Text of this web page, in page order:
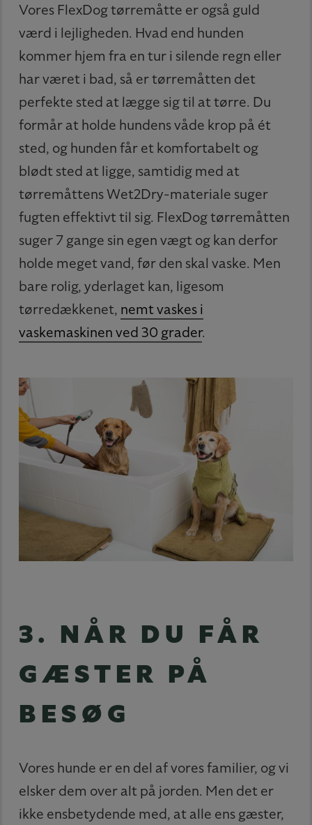
Vores FlexDog tørremåtte er også guld
værd i lejligheden. Hvad end hunden
kommer hjem fra en tur i silende regn eller
har været i bad, så er tørremåtten det
perfekte sted at lægge sig til at tørre. Du
formår at holde hundens våde krop på ét
sted, og hunden får et komfortabelt og
blødt sted at ligge, samtidig med at
tørremåttens Wet2Dry-materiale suger
fugten effektivt til sig. FlexDog tørremåtten
suger 7 gange sin egen vægt og kan derfor
holde meget vand, før den skal vaske. Men
bare rolig, yderlaget kan, ligesom
tørredækkenet, nemt vaskes i
vaskemaskinen ved 30 grader.
3. NÅR DU FÅR
GÆSTER PÅ
BESØG
Vores hunde er en del af vores familier, og vi
elsker dem over alt på jorden. Men det er
ikke ensbetydende med, at alle ens gæster,